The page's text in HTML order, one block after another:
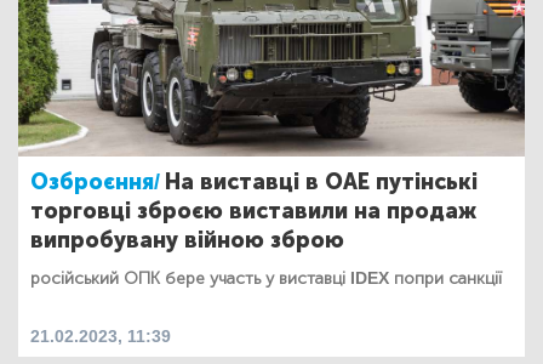
Озброєння/ На виставці в ОАЕ путінські
торговці зброєю виставили на продаж
випробувану війною зброю
російський ОПК бере участь у виставці IDEX попри санкції
21.02.2023, 11:39